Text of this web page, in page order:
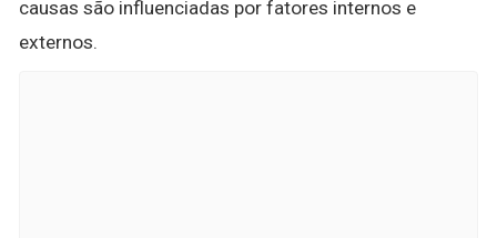
causas são influenciadas por fatores internos e
externos.